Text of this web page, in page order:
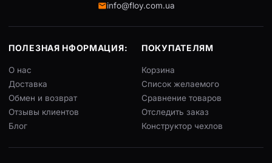
info@floy.com.ua
ПОЛЕЗНАЯ НФОРМАЦИЯ:
О нас
Доставка
Обмен и возврат
Отзывы клиентов
Блог
ПОКУПАТЕЛЯМ
Корзина
Список желаемого
Сравнение товаров
Отследить заказ
Конструктор чехлов